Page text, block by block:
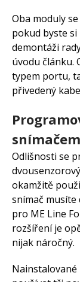
Oba moduly
pokud byste
demontáži
úvodu článku.
typem portu,
přivedený
Odlišnosti se
okamžitě
snímač
pro ME Line
rozšíření je
nijak náročný.